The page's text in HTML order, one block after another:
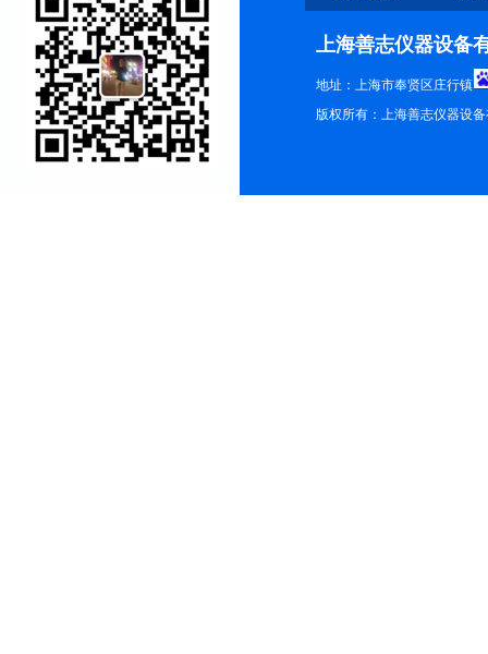
上海善志仪器设备
地址：上海市奉贤区庄行镇
版权所有：上海善志仪器设